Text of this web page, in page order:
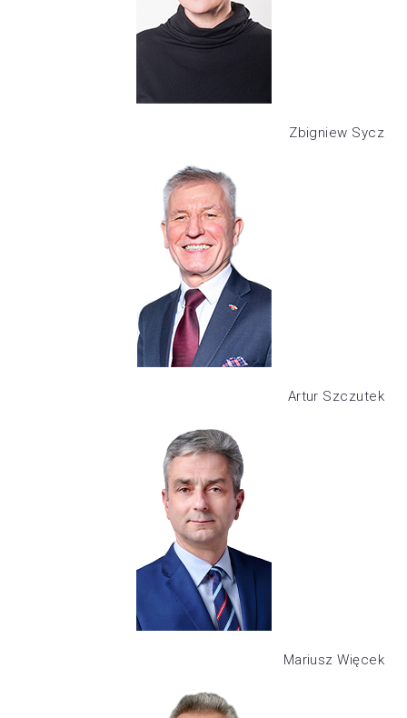
Zbigniew Sycz
Artur Szczutek
Mariusz Więcek